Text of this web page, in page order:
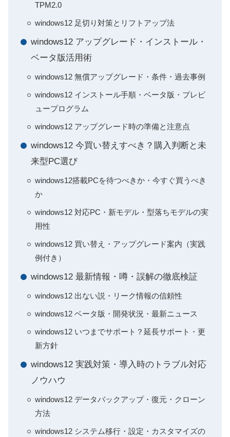
TPM2.0
windows12 足切り対策とリフトアップ法
windows12 アップグレード・インストール・
ベータ版活用術
windows12 無償アップグレード・条件・過去事例
windows12 インストール手順・ベータ版・プレビ
ュープログラム
windows12 アップグレード時の準備と注意点
windows12 今買い替えすべき？購入判断と未
来型PC選び
windows12搭載PCを待つべきか・今すぐ買うべき
か
windows12 対応PC・新モデル・型落ちモデルの実
用性
windows12 買い替え・アップグレード案内（実践
例付き）
windows12 最新情報・噂・誤解の徹底検証
windows12 出ない説・リーク情報の信頼性
windows12 ベータ版・開発状況・最新ニュース
windows12 いつまでサポート？延長サポート・更
新方針
windows12 実践対策・導入時のトラブル対応
ノウハウ
windows12 データバックアップ・復元・クローン
方法
windows12 システム移行・設定・カスタマイズの